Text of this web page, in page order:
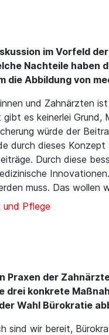
im Vorfeld
Nachteile haben
die Abbildung von
und Zahnärzten
gibt es keinerlei
würde der
durch dieses
Durch diese
muss. Das wollen
und Pflege
Praxen der
drei konkrete
Wahl Bürokratie
sind wir bereit,